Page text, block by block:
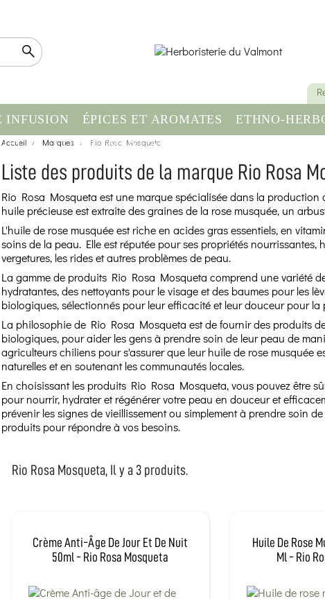
INFUSION ÉPICES ET AROMATES ETHNO-
COMPLÉMENT ALIMENTAIRE
Accueil Marques Rio Rosa Mosqueta
Liste des produits de la marque Rio Rosa
Rio Rosa Mosqueta est une marque spécialisée dans la
huile précieuse est extraite des graines de la rose musquée, un
L'huile de rose musquée est riche en acides gras essentiels, en
soins de la peau. Elle est réputée pour ses propriétés
vergetures, les rides et autres problèmes de peau.
La gamme de produits Rio Rosa Mosqueta comprend une variété
hydratantes, des nettoyants pour le visage et des baumes pour les
biologiques, sélectionnés pour leur efficacité et leur douceur pour la
La philosophie de Rio Rosa Mosqueta est de fournir des produits
biologiques, pour aider les gens à prendre soin de leur peau de
agriculteurs chiliens pour s'assurer que leur huile de rose musquée
naturelles et en soutenant les communautés locales.
En choisissant les produits Rio Rosa Mosqueta, vous pouvez être
pour nourrir, hydrater et régénérer votre peau en douceur et
prévenir les signes de vieillissement ou simplement à prendre soin
produits pour répondre à vos besoins.
Rio Rosa Mosqueta, Il y a 3 produits.
Crème Anti-Âge De Jour Et De Nuit
50ml - Rio Rosa Mosqueta
Huile De Rose
Ml - Rio